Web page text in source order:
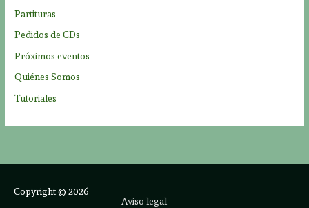
Partituras
Pedidos de CDs
Próximos eventos
Quiénes Somos
Tutoriales
Copyright © 2026
Aviso legal